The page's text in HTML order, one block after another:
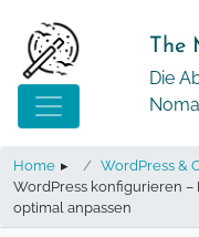
zum
Inhalt
The
Die
Home ▸ WordPress &
WordPress konfigurieren
optimal anpassen